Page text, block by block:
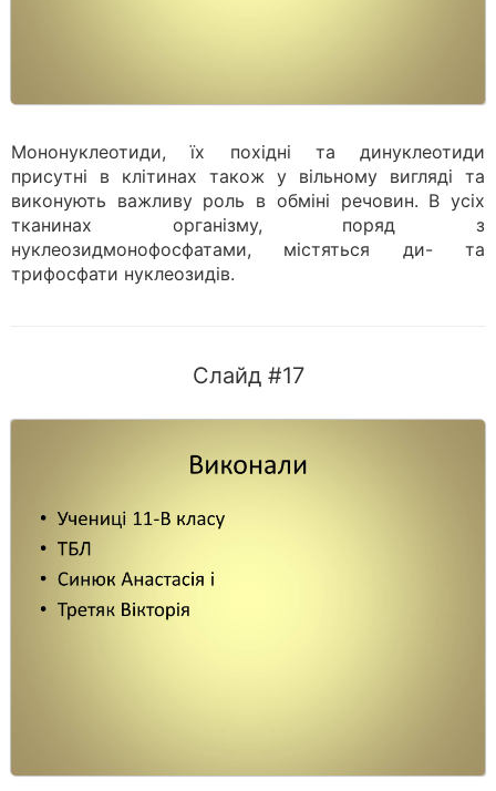
Мононуклеотиди, їх похідні та динуклеотиди
присутні в клітинах також у вільному вигляді та
виконують важливу роль в обміні речовин. В усіх
тканинах організму, поряд з
нуклеозидмонофосфатами, містяться ди- та
трифосфати нуклеозидів.
Слайд #17